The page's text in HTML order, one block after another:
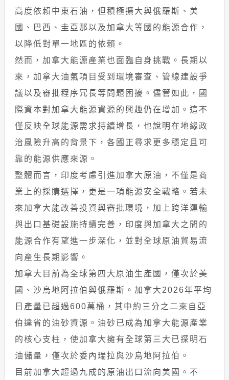
高度依賴中東石油，但積極擴大與俄羅斯、美
國、巴西、圭亞那以及加拿大等國的能源合作，
以降低對單一地區的依賴。
然而，加拿大能源產業也面臨自身挑戰。長期以
來，加拿大油氣項目受到環境審查、管線建設爭
議以及審批程序冗長等問題困擾。儘管如此，國
際資本對加拿大能源資源的興趣仍在增加。這不
僅反映全球能源需求持續增長，也說明在地緣政
治風險升高的背景下，各國正尋求更多穩定且可
靠的能源供應來源。
整體而言，印度考慮引進加拿大原油，不僅是商
業上的採購選擇，更是一項能源安全戰略。若未
來加拿大能改善投資與審批環境，加上跨洋運輸
與出口基礎設施持續完善，印度與加拿大之間的
能源合作有望進一步深化，並對全球原油貿易流
向產生長期影響。
加拿大目前為全球第四大原油生產國，僅次於美
國、沙烏地阿拉伯與俄羅斯。加拿大2026年平均
日產量已超過600萬桶，其中約三分之二來自亞
伯達省的油砂資源。油砂已成為加拿大能源產業
的核心支柱，使加拿大擁有全球第三大已探明石
油儲量，僅次於委內瑞拉與沙烏地阿拉伯。
目前加拿大超過九成的原油出口流向美國。不